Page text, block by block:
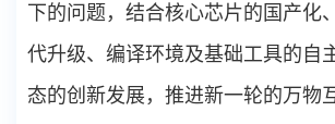
下的问题，结合核心芯片的国产化
代升级、编译环境及基础工具的自
态的创新发展，推进新一轮的万物